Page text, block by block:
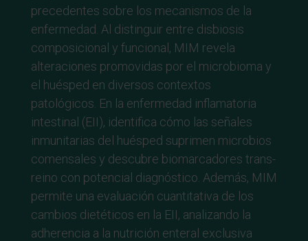
precedentes sobre los mecanismos de la
enfermedad. Al distinguir entre disbiosis
composicional y funcional, MIM revela
alteraciones promovidas por el microbioma y
el huésped en diversos contextos
patológicos. En la enfermedad inflamatoria
intestinal (EII), identifica cómo las señales
inmunitarias del huésped suprimen microbios
comensales y descubre biomarcadores trans-
reino con potencial diagnóstico. Además, MIM
permite una evaluación cuantitativa de los
cambios dietéticos en la EII, analizando la
adherencia a la nutrición enteral exclusiva